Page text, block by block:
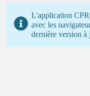
L'application
avec les
dernière version à